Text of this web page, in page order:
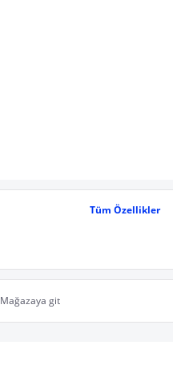
Tüm Özellikler
Mağazaya git